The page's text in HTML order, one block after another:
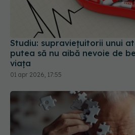
Studiu: supravieţuitorii unui
putea să nu aibă nevoie de
viața
01 apr 2026, 17:55